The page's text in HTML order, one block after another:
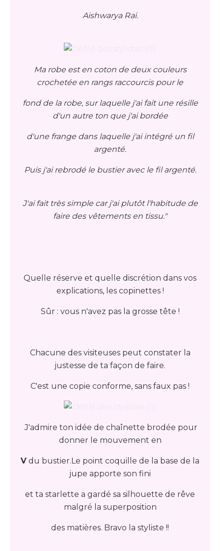
Aishwarya Rai.
Ma robe est en coton de deux couleurs
crochetée en rangs raccourcis pour le
fond de la robe, sur laquelle j'ai fait une résille
d'un autre ton que j'ai bordée
d'une frange dans laquelle j'ai intégré un fil
argenté.
Puis j'ai rebrodé le bustier avec le fil argenté.
J'ai fait très simple car j'ai plutôt l'habitude de
faire des vêtements en tissu."
Quelle réserve et quelle discrétion dans vos
explications, les copinettes !
Sûr : vous n'avez pas la grosse tête !
Chacune des visiteuses peut constater la
justesse de ta façon de faire.
C'est une copie conforme, sans faux pas !
J'admire ton idée de chaînette brodée pour
donner le mouvement en
V du bustier.Le point coquille de la base de la
jupe apporte son fini
et ta starlette a gardé sa silhouette de rêve
malgré la superposition
des matières. Bravo la styliste !!